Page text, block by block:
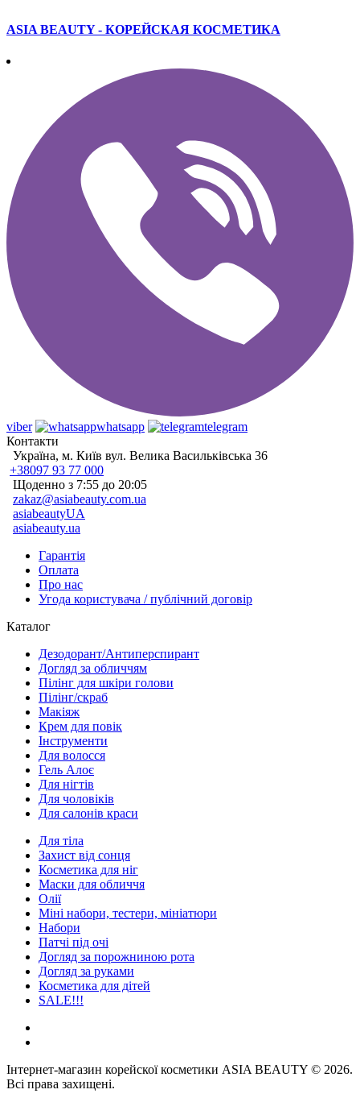
ASIA BEAUTY - КОРЕЙСКАЯ КОСМЕТИКА
viber whatsapp
telegram
Контакти
Україна, м. Київ вул. Велика Васильківська 36
+38097 93 77 000
Щоденно з 7:55 до 20:05
zakaz@asiabeauty.com.ua
asiabeautyUA
asiabeauty.ua
Гарантія
Оплата
Про нас
Угода користувача / публічний договір
Каталог
Дезодорант/Антиперспирант
Догляд за обличчям
Пілінг для шкіри голови
Пілінг/скраб
Макіяж
Крем для повік
Інструменти
Для волосся
Гель Алоє
Для нігтів
Для чоловіків
Для салонів краси
Для тіла
Захист від сонця
Косметика для ніг
Маски для обличчя
Олії
Міні набори, тестери, мініатюри
Набори
Патчі під очі
Догляд за порожниною рота
Догляд за руками
Косметика для дітей
SALE!!!
Інтернет-магазин корейскої косметики ASIA BEAUTY © 2026.
Всі права захищені.